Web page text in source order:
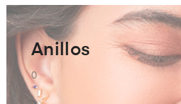
Anillos
0